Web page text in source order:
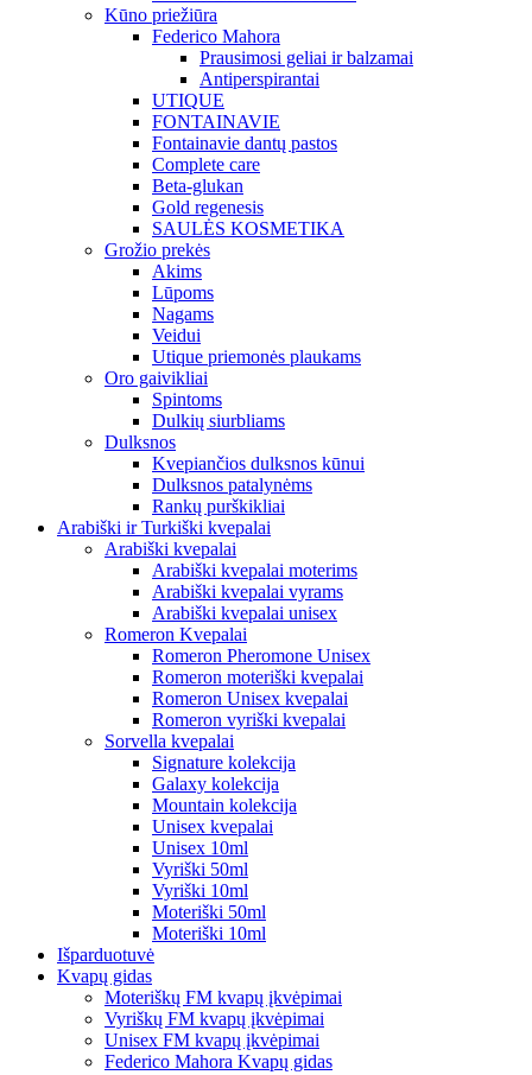
Kūno priežiūra
Federico Mahora
Prausimosi geliai ir balzamai
Antiperspirantai
UTIQUE
FONTAINAVIE
Fontainavie dantų pastos
Complete care
Beta-glukan
Gold regenesis
SAULĖS KOSMETIKA
Grožio prekės
Akims
Lūpoms
Nagams
Veidui
Utique priemonės plaukams
Oro gaivikliai
Spintoms
Dulkių siurbliams
Dulksnos
Kvepiančios dulksnos kūnui
Dulksnos patalynėms
Rankų purškikliai
Arabiški ir Turkiški kvepalai
Arabiški kvepalai
Arabiški kvepalai moterims
Arabiški kvepalai vyrams
Arabiški kvepalai unisex
Romeron Kvepalai
Romeron Pheromone Unisex
Romeron moteriški kvepalai
Romeron Unisex kvepalai
Romeron vyriški kvepalai
Sorvella kvepalai
Signature kolekcija
Galaxy kolekcija
Mountain kolekcija
Unisex kvepalai
Unisex 10ml
Vyriški 50ml
Vyriški 10ml
Moteriški 50ml
Moteriški 10ml
Išparduotuvė
Kvapų gidas
Moteriškų FM kvapų įkvėpimai
Vyriškų FM kvapų įkvėpimai
Unisex FM kvapų įkvėpimai
Federico Mahora Kvapų gidas